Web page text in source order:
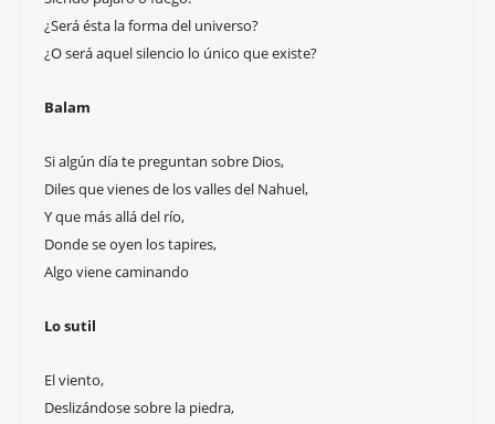
¿Será ésta la forma del universo?
¿O será aquel silencio lo único que existe?
Balam
Si algún día te preguntan sobre Dios,
Diles que vienes de los valles del Nahuel,
Y que más allá del río,
Donde se oyen los tapires,
Algo viene caminando
Lo sutil
El viento,
Deslizándose sobre la piedra,